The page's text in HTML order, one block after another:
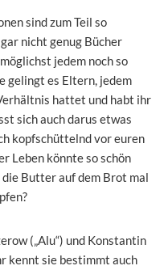
sind zum Teil so
nicht genug Bücher
jedem noch so
gelingt es Eltern, jedem
hattet und habt ihr
sich auch darus etwas
kopfschüttelnd vor euren
Leben könnte so schön
die Butter auf dem Brot mal
(„Alu“) und Konstantin
kennt sie bestimmt auch